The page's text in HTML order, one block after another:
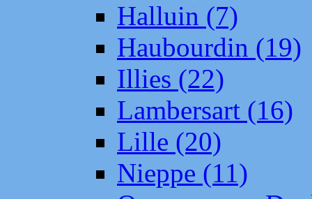
Halluin (7)
Haubourdin (19)
Illies (22)
Lambersart (16)
Lille (20)
Nieppe (11)